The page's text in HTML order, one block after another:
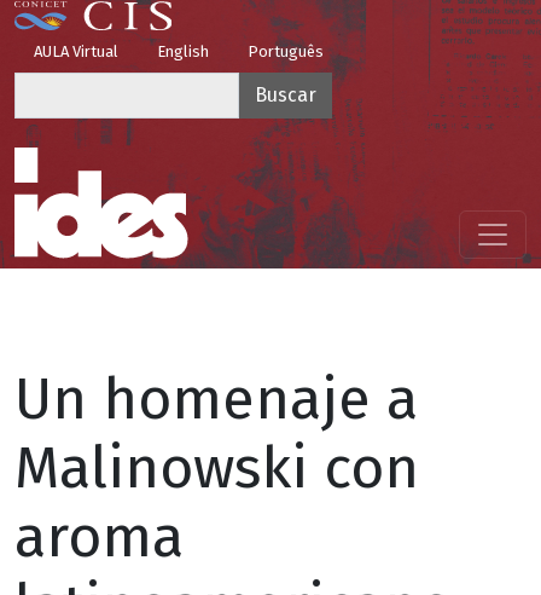
Pasar al contenido principal
Top Menu
AULA Virtual English Português
Menú principal
Un homenaje a
Malinowski con
aroma